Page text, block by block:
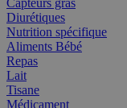
Capteurs gras
Diurétiques
Nutrition spécifique
Aliments Bébé
Repas
Lait
Tisane
Médicament